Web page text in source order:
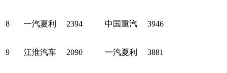
8 一汽夏利 2394 中国重汽 3946
9 江淮汽车 2090 一汽夏利 3881